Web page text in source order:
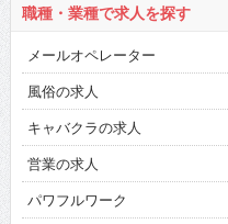
職種・業種で求人を探す
メールオペレーター
風俗の求人
キャバクラの求人
営業の求人
パワフルワーク